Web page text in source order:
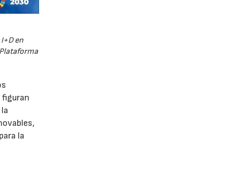
en
figuran
la